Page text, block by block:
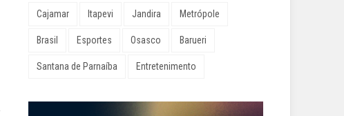
Cajamar Itapevi Jandira Metrópole
Brasil Esportes Osasco Barueri
Santana de Parnaíba Entretenimento